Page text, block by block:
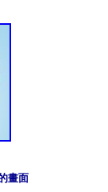
畫面